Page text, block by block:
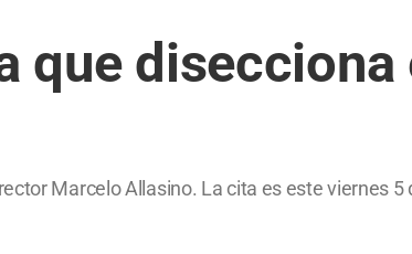
que
Marcelo Allasino. La cita es este viernes